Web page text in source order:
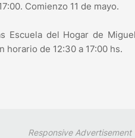
Comienzo 11 de mayo.
Escuela del Hogar de
horario de 12:30 a 17:00 hs.
Responsive Advertisement